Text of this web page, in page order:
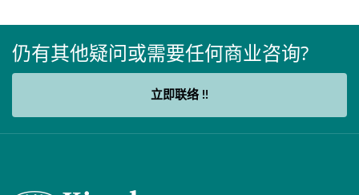
仍有其他疑问或需要任何商业咨询?
立即联络 !!